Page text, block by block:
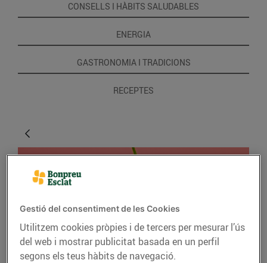
CONSELLS I HÀBITS SALUDABLES
ENERGIA
GASTRONOMIA I TRADICIONS
RECEPTES
Gestió del consentiment de les Cookies
Utilitzem cookies pròpies i de tercers per mesurar l’ús
del web i mostrar publicitat basada en un perfil
segons els teus hàbits de navegació.